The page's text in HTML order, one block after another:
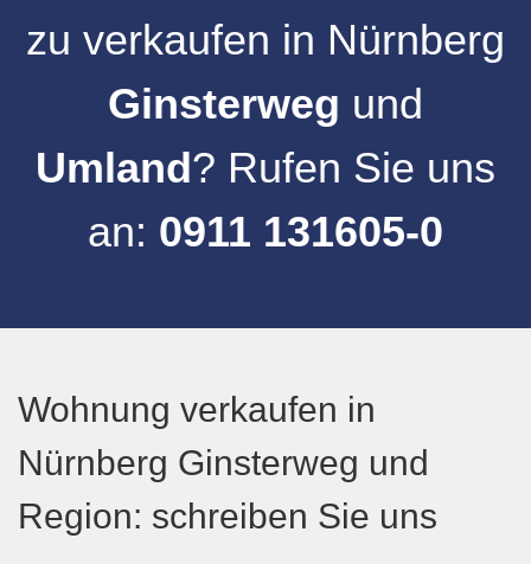
zu verkaufen in Nürnberg
Ginsterweg und
Umland? Rufen Sie uns
an: 0911 131605-0
Wohnung verkaufen in
Nürnberg Ginsterweg und
Region: schreiben Sie uns